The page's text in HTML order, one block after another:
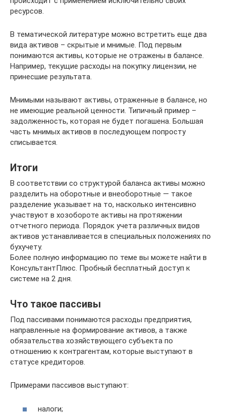
ресурсов.
В тематической литературе можно встретить еще два
вида активов – скрытые и мнимые. Под первым
понимаются активы, которые не отражены в балансе.
Например, текущие расходы на покупку лицензии, не
принесшие результата.
Мнимыми называют активы, отраженные в балансе, но
не имеющие реальной ценности. Типичный пример –
задолженность, которая не будет погашена. Большая
часть мнимых активов в последующем попросту
списывается.
Итоги
В соответствии со структурой баланса активы можно
разделить на оборотные и внеоборотные — такое
разделение указывает на то, насколько интенсивно
участвуют в хозобороте активы на протяжении
отчетного периода. Порядок учета различных видов
активов устанавливается в специальных положениях по
бухучету.
Более полную информацию по теме вы можете найти в
КонсультантПлюс. Пробный бесплатный доступ к
системе на 2 дня.
Что такое пассивы
Под пассивами понимаются расходы предприятия,
направленные на формирование активов, а также
обязательства хозяйствующего субъекта по
отношению к контрагентам, которые выступают в
статусе кредиторов.
Примерами пассивов выступают:
налоги;